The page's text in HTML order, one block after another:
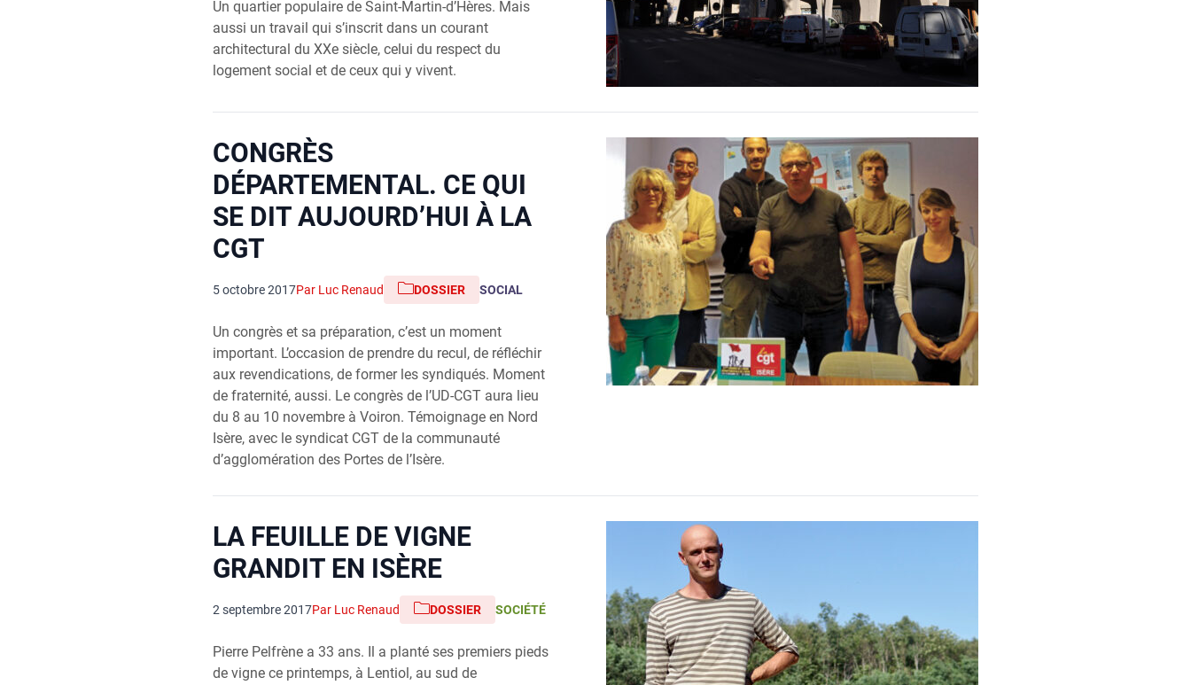
Un quartier populaire de Saint-Martin-d’Hères. Mais
aussi un travail qui s’inscrit dans un courant
architectural du XXe siècle, celui du respect du
logement social et de ceux qui y vivent.
CONGRÈS
DÉPARTEMENTAL. CE QUI
SE DIT AUJOURD’HUI À LA
CGT
5 octobre 2017Par Luc Renaud DOSSIER SOCIAL
Un congrès et sa préparation, c’est un moment
important. L’occasion de prendre du recul, de réfléchir
aux revendications, de former les syndiqués. Moment
de fraternité, aussi. Le congrès de l’UD-CGT aura lieu
du 8 au 10 novembre à Voiron. Témoignage en Nord
Isère, avec le syndicat CGT de la communauté
d’agglomération des Portes de l’Isère.
LA FEUILLE DE VIGNE
GRANDIT EN ISÈRE
2 septembre 2017Par Luc Renaud DOSSIER SOCIÉTÉ
Pierre Pelfrène a 33 ans. Il a planté ses premiers pieds
de vigne ce printemps, à Lentiol, au sud de